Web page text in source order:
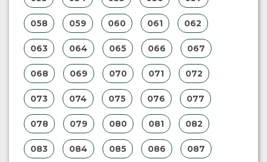
058 059 060 061 062
063 064 065 066 067
068 069 070 071 072
073 074 075 076 077
078 079 080 081 082
083 084 085 086 087